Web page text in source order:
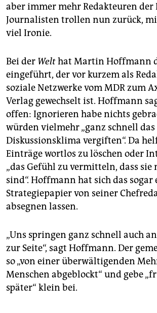
aber immer mehr Redakteuren der
Journalisten trollen nun zurück,
viel Ironie.
Bei der Welthat Martin Hoffmann
eingeführt, der vor kurzem als
soziale Netzwerke vom MDR zum
Verlag gewechselt ist. Hoffmann
offen: Ignorieren habe nichts
würden vielmehr „ganz schnell das
Diskussionsklima vergiften“. Da
Einträge wortlos zu löschen oder
„das Gefühl zu vermitteln, dass
sind“. Hoffmann hat sich das
Strategiepapier von seiner
absegnen lassen.
„Uns springen ganz schnell auch
zur Seite“, sagt Hoffmann. Der
so „von einer überwältigenden
Menschen abgeblockt“ und gebe
später“ klein bei.